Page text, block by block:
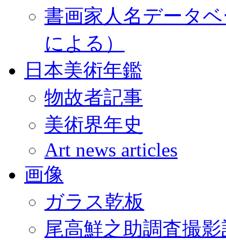
書画家人名データ
による）
日本美術年鑑
物故者記事
美術界年史
Art news articles
画像
ガラス乾板
尾高鮮之助調査撮